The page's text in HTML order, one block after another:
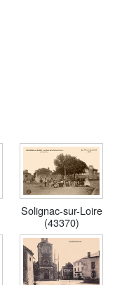
Solignac-sur-Loire
(43370)